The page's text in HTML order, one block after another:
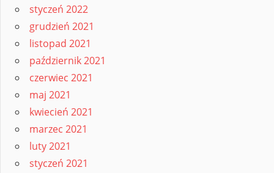
styczeń 2022
grudzień 2021
listopad 2021
październik 2021
czerwiec 2021
maj 2021
kwiecień 2021
marzec 2021
luty 2021
styczeń 2021